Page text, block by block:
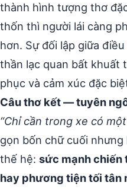
thành hình tượng thơ
thốn thì người lái càng
hơn. Sự đối lập giữa
thần lạc quan bất khuất
phục và cảm xúc đặc
Câu thơ kết — tuyên
“Chỉ cần trong xe có
gọn bốn chữ cuối
thế hệ: sức mạnh chiến
hay phương tiện tối tân